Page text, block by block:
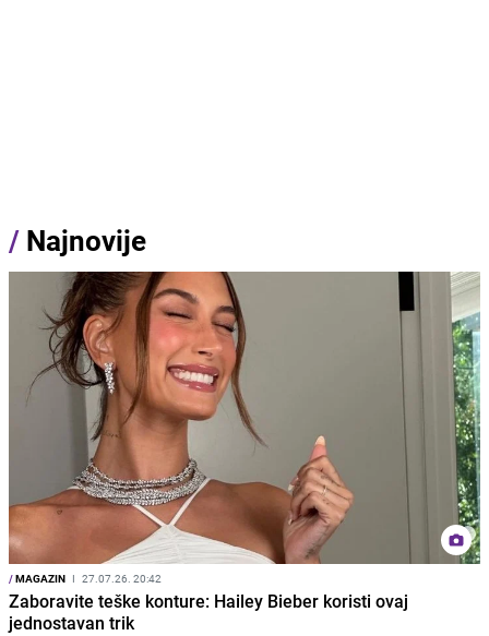
/ Najnovije
/MAGAZIN I 27.07.26. 20:42
Zaboravite teške konture: Hailey Bieber koristi ovaj
jednostavan trik